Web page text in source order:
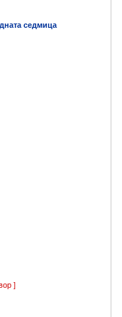
седмица
]